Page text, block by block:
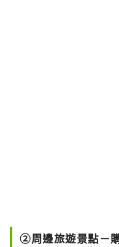
②周邊旅遊景點－